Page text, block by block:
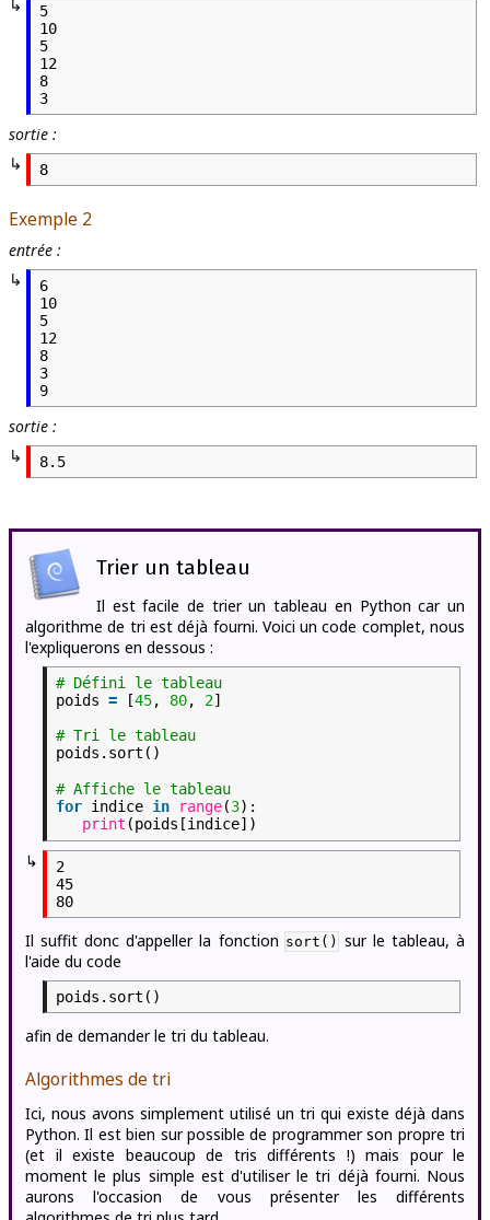
5
10
5
12
8
3
sortie :
8
Exemple 2
entrée :
6
10
5
12
8
3
9
sortie :
8.5
Trier un tableau
Il est facile de trier un tableau en Python car un
algorithme de tri est déjà fourni. Voici un code complet, nous
l'expliquerons en dessous :
# Défini le tableau
poids = [45, 80, 2]
# Tri le tableau
poids.sort()
# Affiche le tableau
for indice in range(3):
print (poids[indice])
↳
2
45
Il suffit donc d'appeller la fonction sort() sur le tableau, à
l'aide du code
poids.sort()
afin de demander le tri du tableau.
Algorithmes de tri
Ici, nous avons simplement utilisé un tri qui existe déjà dans
Python. Il est bien sur possible de programmer son propre tri
(et il existe beaucoup de tris différents !) mais pour le
moment le plus simple est d'utiliser le tri déjà fourni. Nous
aurons l'occasion de vous présenter les différents